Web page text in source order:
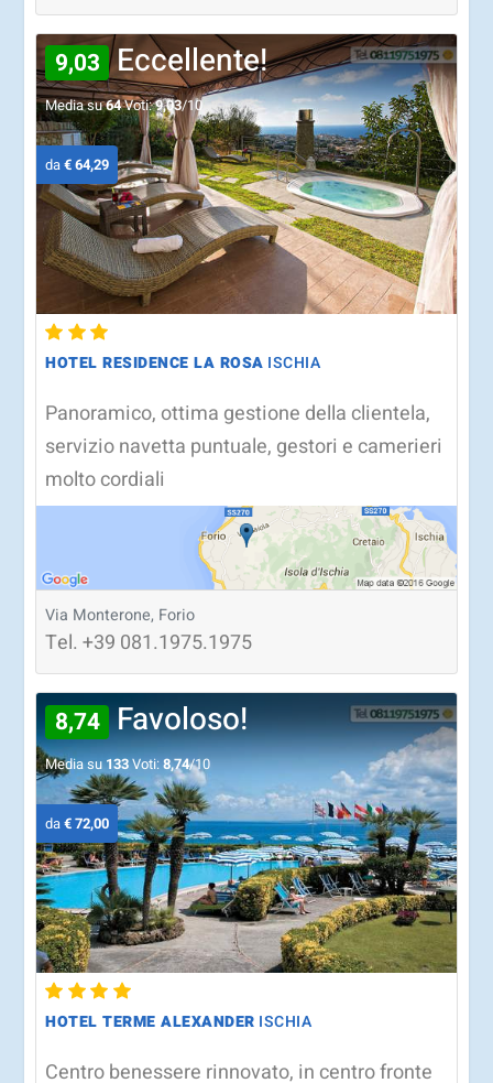
9,03 Eccellente!
Media su64Voti:9,03/10
da€ 64,29
HOTEL RESIDENCE LA ROSA ISCHIA
Panoramico, ottima gestione della clientela,
servizio navetta puntuale, gestori e camerieri
molto cordiali
Via Monterone, Forio
Tel.+39 081.1975.1975
8,74 Favoloso!
Media su133Voti:8,74/10
da€ 72,00
HOTEL TERME ALEXANDER ISCHIA
Centro benessere rinnovato, in centro fronte